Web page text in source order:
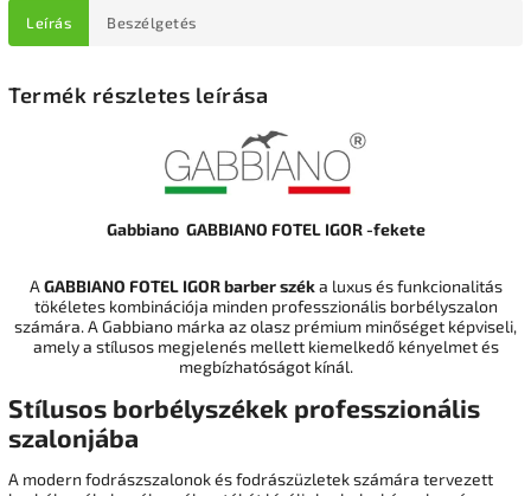
Leírás Beszélgetés
Termék részletes leírása
Gabbiano GABBIANO FOTEL IGOR -fekete
A GABBIANO FOTEL IGOR barber szék a luxus és funkcionalitás
tökéletes kombinációja minden professzionális borbélyszalon
számára. A Gabbiano márka az olasz prémium minőséget képviseli,
amely a stílusos megjelenés mellett kiemelkedő kényelmet és
megbízhatóságot kínál.
Stílusos borbélyszékek professzionális
szalonjába
A modern fodrászszalonok és fodrászüzletek számára tervezett